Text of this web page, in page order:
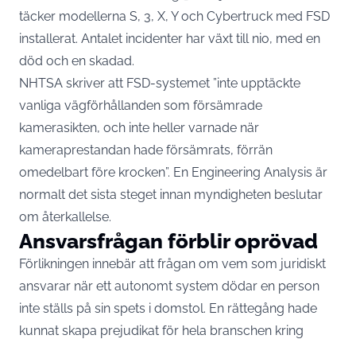
täcker modellerna S, 3, X, Y och Cybertruck med FSD
installerat. Antalet incidenter har växt till nio, med en
död och en skadad.
NHTSA skriver att FSD-systemet ”inte upptäckte
vanliga vägförhållanden som försämrade
kamerasikten, och inte heller varnade när
kameraprestandan hade försämrats, förrän
omedelbart före krocken”. En Engineering Analysis är
normalt det sista steget innan myndigheten beslutar
om återkallelse.
Ansvarsfrågan förblir oprövad
Förlikningen innebär att frågan om vem som juridiskt
ansvarar när ett autonomt system dödar en person
inte ställs på sin spets i domstol. En rättegång hade
kunnat skapa prejudikat för hela branschen kring